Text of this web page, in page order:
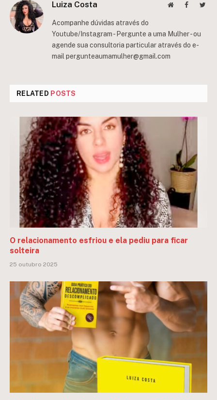
Luiza Costa WebsiteFacebook
Acompanhe dúvidas através do
Youtube/Instagram - Pergunte a uma Mulher - ou
agende sua consultoria particular através do e-
mail pergunteaumamulher@gmail.com
RELATED POSTS
O relacionamento esfriou e ela pediu para ficar
solteira
25 outubro 2025